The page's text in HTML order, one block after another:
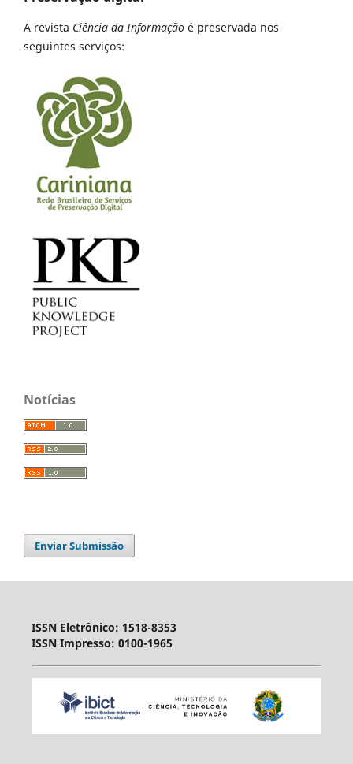
A revista Ciência da Informação é preservada nos
seguintes serviços:
Notícias
Enviar Submissão
ISSN Eletrônico: 1518-8353
ISSN Impresso: 0100-1965